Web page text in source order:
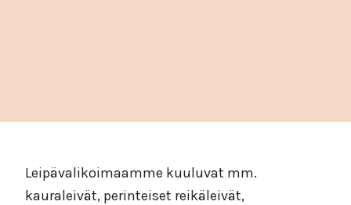
Leipävalikoimaamme kuuluvat mm.
kauraleivät, perinteiset reikäleivät,